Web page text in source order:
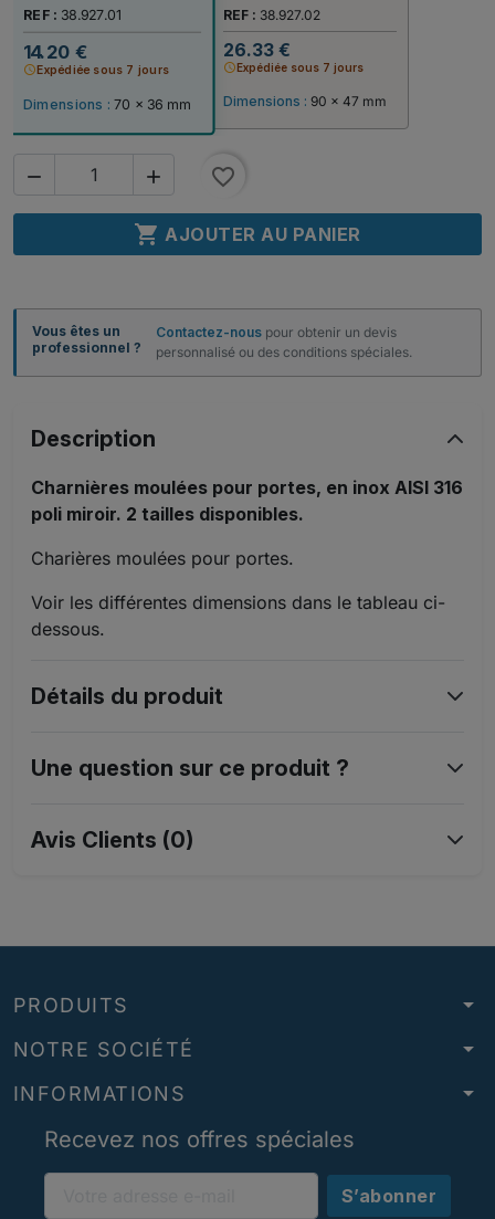
REF : 38.927.01
14.20 €
scheduleExpédiée sous 7 jours
Dimensions : 70 x 36 mm
REF : 38.927.02
26.33 €
scheduleExpédiée sous 7 jours
Dimensions : 90 x 47 mm
  favorite_border
 AJOUTER AU PANIER
Vous êtes un
professionnel ?
Contactez-nous pour obtenir un devis
personnalisé ou des conditions spéciales.
Description
Charnières moulées pour portes, en inox AISI 316
poli miroir. 2 tailles disponibles.
Charières moulées pour portes.
Voir les différentes dimensions dans le tableau ci-
dessous.
Détails du produit
Une question sur ce produit ?
Avis Clients (0)
PRODUITS arrow_drop_down
NOTRE SOCIÉTÉ arrow_drop_down
INFORMATIONS
arrow_drop_down
Recevez nos offres spéciales